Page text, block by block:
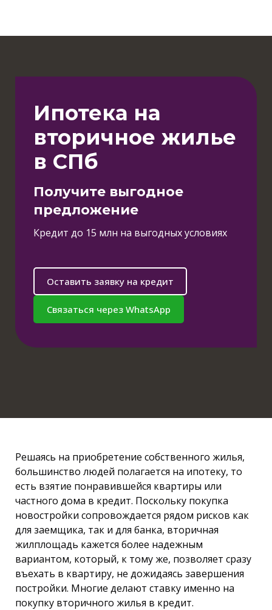
Ипотека на
вторичное жилье
в СПб
Получите выгодное
предложение
Кредит до 15 млн на выгодных условиях
Оставить заявку на кредит
Связаться через WhatsApp
Решаясь на приобретение собственного жилья,
большинство людей полагается на ипотеку, то
есть взятие понравившейся квартиры или
частного дома в кредит. Поскольку покупка
новостройки сопровождается рядом рисков как
для заемщика, так и для банка, вторичная
жилплощадь кажется более надежным
вариантом, который, к тому же, позволяет сразу
въехать в квартиру, не дожидаясь завершения
постройки. Многие делают ставку именно на
покупку вторичного жилья в кредит.